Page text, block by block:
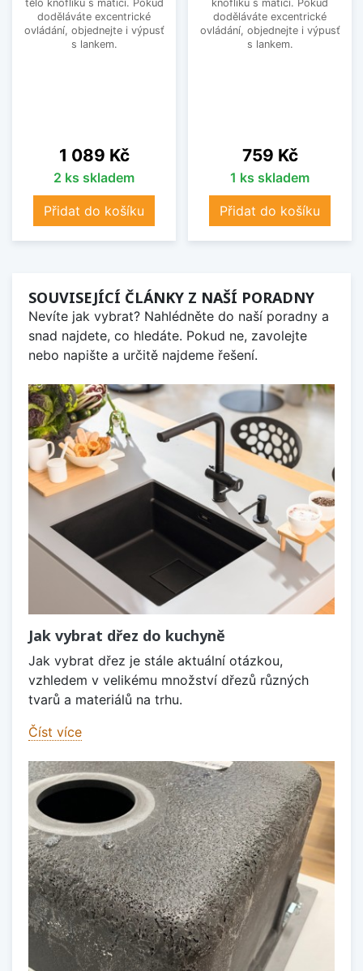
tělo knoflíku s maticí. Pokud
doděláváte excentrické
ovládání, objednejte i výpusť
s lankem.
Cena
1 089 Kč
2 ks skladem
Přidat do košíku
knoflíku s maticí. Pokud
doděláváte excentrické
ovládání, objednejte i výpusť
s lankem.
Cena
759 Kč
1 ks skladem
Přidat do košíku
SOUVISEJÍCÍ ČLÁNKY Z NAŠÍ PORADNY
Nevíte jak vybrat? Nahlédněte do naší poradny a
snad najdete, co hledáte. Pokud ne, zavolejte
nebo napište a určitě najdeme řešení.
Jak vybrat dřez do kuchyně
Jak vybrat dřez je stále aktuální otázkou,
vzhledem v velikému množství dřezů různých
tvarů a materiálů na trhu.
Číst více